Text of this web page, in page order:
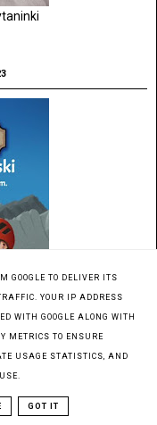
GOOGLE TO DELIVER ITS
YOUR IP ADDRESS
WITH GOOGLE ALONG WITH
METRICS TO ENSURE
USAGE STATISTICS, AND
GOT IT